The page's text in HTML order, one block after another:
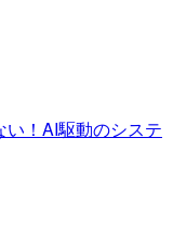
い！AI駆動のシステ